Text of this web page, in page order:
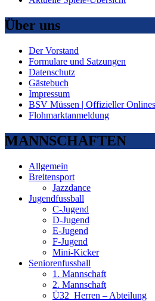
Über uns
Der Vorstand
Formulare und Satzungen
Datenschutz
Gästebuch
Impressum
BSV Müssen | Offizieller
Flohmarktanmeldung
MANNSCHAFTEN
Allgemein
Breitensport
Jazzdance
Jugendfussball
C-Jugend
D-Jugend
E-Jugend
F-Jugend
Mini-Kicker
Seniorenfussball
1. Mannschaft
2. Mannschaft
Ü32_Herren – Abteilung